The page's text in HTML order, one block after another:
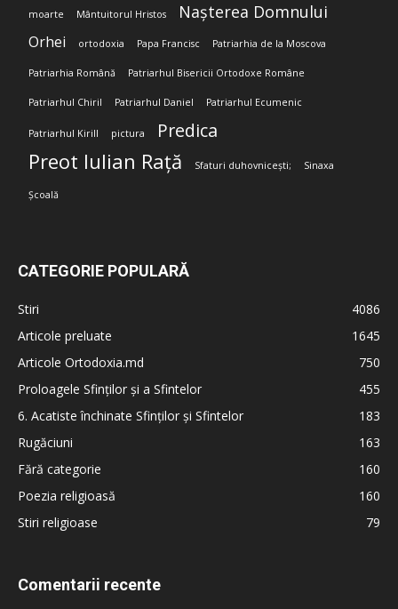
moarte Mântuitorul Hristos Nașterea Domnului
Orhei ortodoxia Papa Francisc Patriarhia de la Moscova
Patriarhia Română Patriarhul Bisericii Ortodoxe Române
Patriarhul Chiril Patriarhul Daniel Patriarhul Ecumenic
Patriarhul Kirill pictura Predica
Preot Iulian Rață Sfaturi duhovnicești; Sinaxa
Școală
CATEGORIE POPULARĂ
Stiri
4086
Articole preluate
1645
Articole Ortodoxia.md
750
Proloagele Sfinților și a Sfintelor
455
6. Acatiste închinate Sfinților și Sfintelor
183
Rugăciuni
163
Fără categorie
160
Poezia religioasă
160
Stiri religioase
79
Comentarii recente